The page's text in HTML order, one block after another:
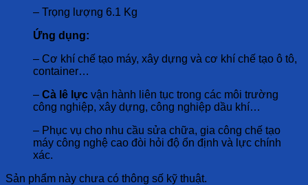
– Trọng lượng 6.1 Kg
Ứng dụng:
– Cơ khí chế tạo máy, xây dựng và cơ khí chế tạo ô tô,
container…
– Cà lê lực vận hành liên tục trong các môi trường
công nghiệp, xây dựng, công nghiệp dầu khí…
– Phục vụ cho nhu cầu sửa chữa, gia công chế tạo
máy công nghệ cao đòi hỏi độ ổn định và lực chính
xác.
Sản phẩm này chưa có thông số kỹ thuật.